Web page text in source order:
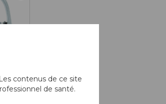
contenus de ce site
de santé.